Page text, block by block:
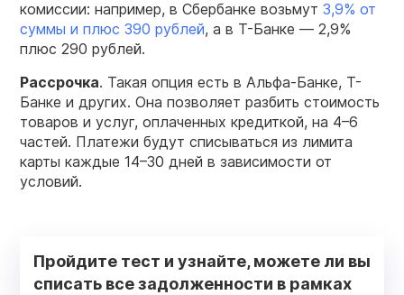
комиссии: например, в Сбербанке возьмут 3,9% от
суммы и плюс 390 рублей, а в Т-Банке — 2,9%
плюс 290 рублей.
Рассрочка. Такая опция есть в Альфа-Банке, Т-
Банке и других. Она позволяет разбить стоимость
товаров и услуг, оплаченных кредиткой, на 4–6
частей. Платежи будут списываться из лимита
карты каждые 14–30 дней в зависимости от
условий.
Пройдите тест и узнайте, можете ли вы
списать все задолженности в рамках